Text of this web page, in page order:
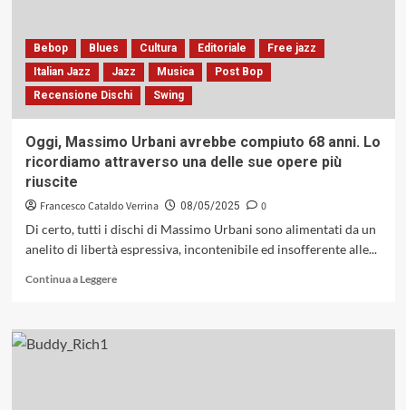
Bebop Blues Cultura Editoriale
Free jazz
Italian Jazz
Jazz Musica
Post Bop
Recensione Dischi
Swing
Oggi, Massimo Urbani avrebbe compiuto 68 anni. Lo
ricordiamo attraverso una delle sue opere più
riuscite
Francesco Cataldo Verrina 08/05/2025
0
Di certo, tutti i dischi di Massimo Urbani sono alimentati da un
anelito di libertà espressiva, incontenibile ed insofferente alle...
Continua a LeggereLeggi
su